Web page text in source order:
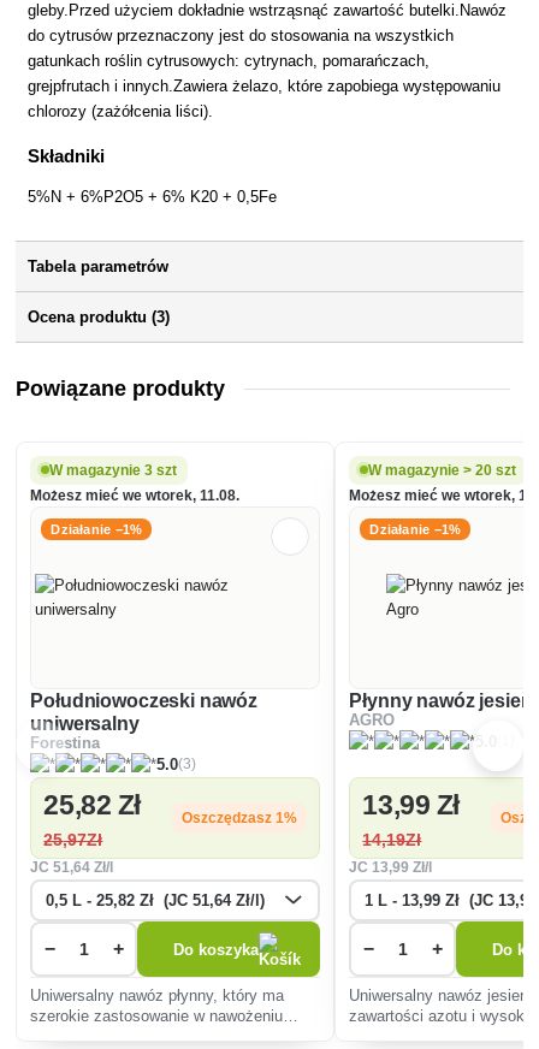
gleby.Przed użyciem dokładnie wstrząsnąć zawartość butelki.Nawóz
do cytrusów przeznaczony jest do stosowania na wszystkich
gatunkach roślin cytrusowych: cytrynach, pomarańczach,
grejpfrutach i innych.Zawiera żelazo, które zapobiega występowaniu
chlorozy (zażółcenia liści).
Składniki
5%N + 6%P2O5 + 6% K20 + 0,5Fe
Tabela parametrów
Ocena produktu (3)
Powiązane produkty
W magazynie 3 szt
Możesz mieć we wtorek, 11.08.
Działanie −1%
Południowoczeski nawóz
uniwersalny
Forestina
5.0(3)
25,82 Zł
25,97Zł
Oszczędzasz 1%
JC51,64 Zł/l
− + Do koszyka
Uniwersalny nawóz płynny, który ma
szerokie zastosowanie w nawożeniu
W magazynie > 20 szt
Możesz mieć we wtorek,
Działanie −1%
Płynny nawóz
AGRO
13,99 Zł
14,19Zł
JC13,99 Zł/l
− + Do
Uniwersalny nawóz
zawartości azotu i